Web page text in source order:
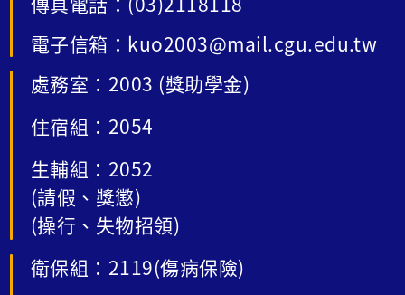
電子信箱：kuo2003@mail.cgu.edu.tw
處務室：2003 (獎助學金)
住宿組：2054
生輔組：2052
(請假、獎懲)
(操行、失物招領)
衛保組：2119(傷病保險)